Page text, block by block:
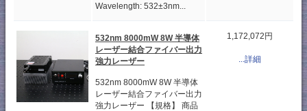
Wavelength: 532±3nm...
532nm 8000mW 8W 半導体
レーザー結合ファイバー出力
強力レーザー
532nm 8000mW 8W 半導体
レーザー結合ファイバー出力
強力レーザー 【規格】 商品
1,172,072円
...詳細